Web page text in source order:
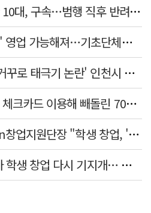
말다툼하다 모친 살해한 10대, 구속…범행 직후 반려견도 죽여
일반음식점도 '푸드트럭' 영업 가능해져…기초단체별 조례 개정 움직임
김희철도 "X돌았네"…'거꾸로 태극기 논란' 인천시 현수막, 이틀 만에 철거
치매노인 예금 수천만원 체크카드 이용해 빼돌린 70대 간병인, 집행유예
윤정현 영남대 YUnicorn창업지원단장 "학생 창업, '팀 빌딩'이 제일 중요"
"취업 대신 창업" 대학가 학생 창업 다시 기지개… 창업자·기업·매출 동반 성장